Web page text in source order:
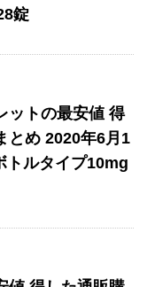
錠
ットの最安値 得
とめ 2020年6月1
トルタイプ10mg